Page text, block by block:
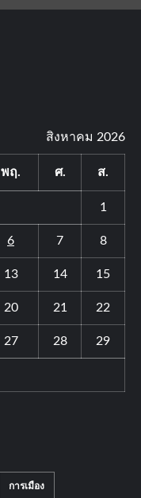
สิงหาคม 2026
พฤ. ศ. ส.
1
6 7 8
13 14 15
20 21 22
27 28 29
การเมือง